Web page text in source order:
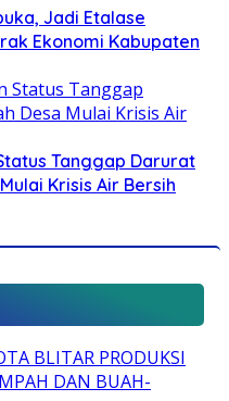
Jadi Etalase
Ekonomi Kabupaten
Tanggap Darurat
Krisis Air Bersih